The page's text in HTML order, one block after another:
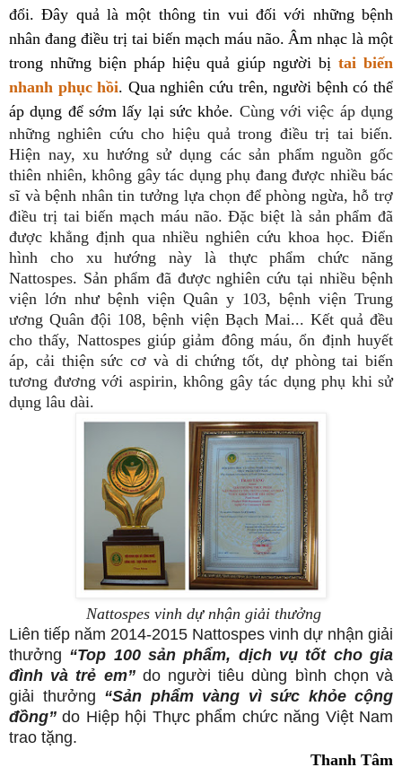
đổi. Đây quả là một thông tin vui đối với những bệnh
nhân đang điều trị tai biến mạch máu não. Âm nhạc là một
trong những biện pháp hiệu quả giúp người bịtai biến
nhanh phục hồi. Qua nghiên cứu trên, người bệnh có thể
áp dụng để sớm lấy lại sức khỏe. Cùng với việc áp dụng
những nghiên cứu cho hiệu quả trong điều trị tai biến.
Hiện nay, xu hướng sử dụng các sản phẩm nguồn gốc
thiên nhiên, không gây tác dụng phụ đang được nhiều bác
sĩ và bệnh nhân tin tưởng lựa chọn để phòng ngừa, hỗ trợ
điều trị tai biến mạch máu não. Đặc biệt là sản phẩm đã
được khẳng định qua nhiều nghiên cứu khoa học. Điển
hình cho xu hướng này là thực phẩm chức năng
Nattospes. Sản phẩm đã được nghiên cứu tại nhiều bệnh
viện lớn như bệnh viện Quân y 103, bệnh viện Trung
ương Quân đội 108, bệnh viện Bạch Mai... Kết quả đều
cho thấy, Nattospes giúp giảm đông máu, ổn định huyết
áp, cải thiện sức cơ và di chứng tốt, dự phòng tai biến
tương đương với aspirin, không gây tác dụng phụ khi sử
dụng lâu dài.
Nattospes vinh dự nhận giải thưởng
Liên tiếp năm 2014-2015 Nattospes vinh dự nhận giải
thưởng “Top 100 sản phẩm, dịch vụ tốt cho gia
đình và trẻ em”do người tiêu dùng bình chọn và
giải thưởng “Sản phẩm vàng vì sức khỏe cộng
đồng” do Hiệp hội Thực phẩm chức năng Việt Nam
trao tặng.
Thanh Tâm